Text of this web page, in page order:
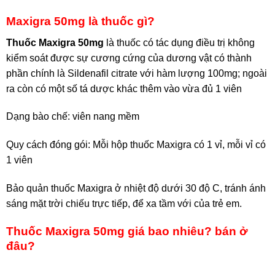
Maxigra 50mg là thuốc gì?
Thuốc Maxigra 50mg là thuốc có tác dụng điều trị không
kiểm soát được sự cương cứng của dương vật có thành
phần chính là Sildenafil citrate với hàm lượng 100mg; ngoài
ra còn có một số tá dược khác thêm vào vừa đủ 1 viên
Dạng bào chế: viên nang mềm
Quy cách đóng gói: Mỗi hộp thuốc Maxigra có 1 vỉ, mỗi vỉ có
1 viên
Bảo quản thuốc Maxigra ở nhiệt độ dưới 30 độ C, tránh ánh
sáng mặt trời chiếu trực tiếp, để xa tầm với của trẻ em.
Thuốc Maxigra 50mg giá bao nhiêu? bán ở
đâu?